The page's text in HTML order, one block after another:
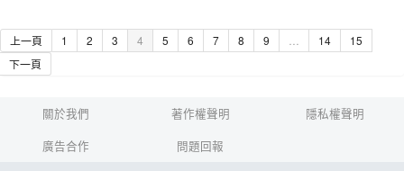
上一頁 1 2 3 4 5 6 7 8 9 14
15
下一頁
關於我們 著作權聲明
隱私權聲明
廣告合作
問題回報